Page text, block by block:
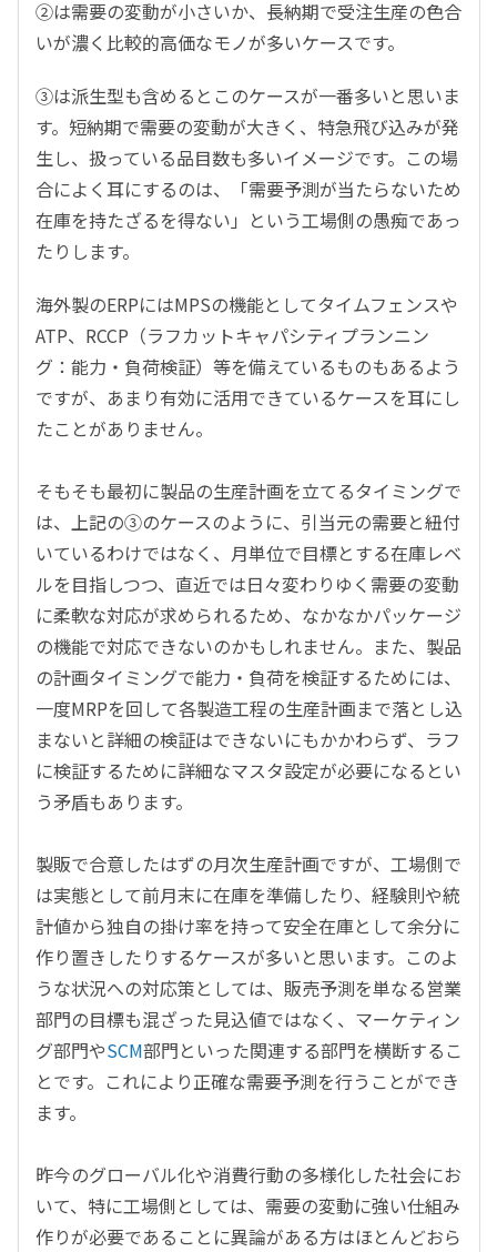
②は需要の変動が小さいか、長納期で受注生産の色合
いが濃く比較的高価なモノが多いケースです。
③は派生型も含めるとこのケースが一番多いと思いま
す。短納期で需要の変動が大きく、特急飛び込みが発
生し、扱っている品目数も多いイメージです。この場
合によく耳にするのは、「需要予測が当たらないため
在庫を持たざるを得ない」という工場側の愚痴であっ
たりします。
海外製のERPにはMPSの機能としてタイムフェンスや
ATP、RCCP（ラフカットキャパシティプランニン
グ：能力・負荷検証）等を備えているものもあるよう
ですが、あまり有効に活用できているケースを耳にし
たことがありません。
そもそも最初に製品の生産計画を立てるタイミングで
は、上記の③のケースのように、引当元の需要と紐付
いているわけではなく、月単位で目標とする在庫レベ
ルを目指しつつ、直近では日々変わりゆく需要の変動
に柔軟な対応が求められるため、なかなかパッケージ
の機能で対応できないのかもしれません。また、製品
の計画タイミングで能力・負荷を検証するためには、
一度MRPを回して各製造工程の生産計画まで落とし込
まないと詳細の検証はできないにもかかわらず、ラフ
に検証するために詳細なマスタ設定が必要になるとい
う矛盾もあります。
製販で合意したはずの月次生産計画ですが、工場側で
は実態として前月末に在庫を準備したり、経験則や統
計値から独自の掛け率を持って安全在庫として余分に
作り置きしたりするケースが多いと思います。このよ
うな状況への対応策としては、販売予測を単なる営業
部門の目標も混ざった見込値ではなく、マーケティン
グ部門やSCM部門といった関連する部門を横断するこ
とです。これにより正確な需要予測を行うことができ
ます。
昨今のグローバル化や消費行動の多様化した社会にお
いて、特に工場側としては、需要の変動に強い仕組み
作りが必要であることに異論がある方はほとんどおら